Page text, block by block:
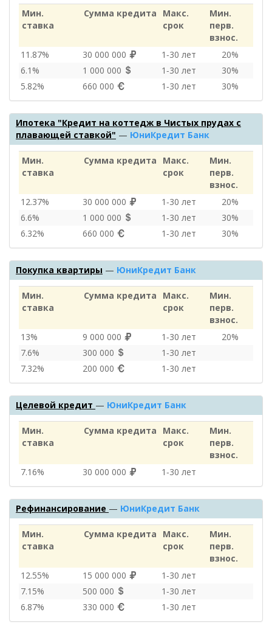
Мин.
ставка
Сумма кредита
Макс.
срок
Мин.
перв.
взнос.
11.87%
30 000 000 1‑30 лет
20%
6.1%
1 000 000 1‑30 лет
30%
5.82%
660 000 1‑30 лет 30%
Ипотека "Кредит на коттедж в Чистых прудах с
плавающей ставкой" — ЮниКредит Банк
Мин.
ставка
Сумма кредита
Макс.
срок
Мин.
перв.
взнос.
12.37%
30 000 000 1‑30 лет
20%
6.6%
1 000 000 1‑30 лет
30%
6.32%
660 000 1‑30 лет 30%
Покупка квартиры — ЮниКредит Банк
Мин.
ставка
Сумма кредита
Макс.
срок
Мин.
перв.
взнос.
13%
9 000 000 1‑30 лет
20%
7.6%
300 000
1‑30 лет
7.32%
200 000 1‑30 лет
Целевой кредит — ЮниКредит Банк
Мин.
ставка
Сумма кредита
Макс.
срок
Мин.
перв.
взнос.
7.16%
30 000 000 1‑30 лет
Рефинансирование — ЮниКредит Банк
Мин.
ставка
Сумма кредита
Макс.
срок
Мин.
перв.
взнос.
12.55%
15 000 000
1‑30 лет
7.15%
500 000
1‑30 лет
6.87%
330 000 1‑30 лет